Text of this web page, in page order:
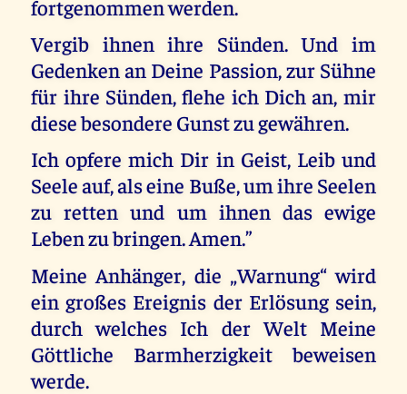
fortgenommen werden.
Vergib ihnen ihre Sünden. Und im
Gedenken an Deine Passion, zur Sühne
für ihre Sünden, flehe ich Dich an, mir
diese besondere Gunst zu gewähren.
Ich opfere mich Dir in Geist, Leib und
Seele auf, als eine Buße, um ihre Seelen
zu retten und um ihnen das ewige
Leben zu bringen. Amen.”
Meine Anhänger, die „Warnung“ wird
ein großes Ereignis der Erlösung sein,
durch welches Ich der Welt Meine
Göttliche Barmherzigkeit beweisen
werde.